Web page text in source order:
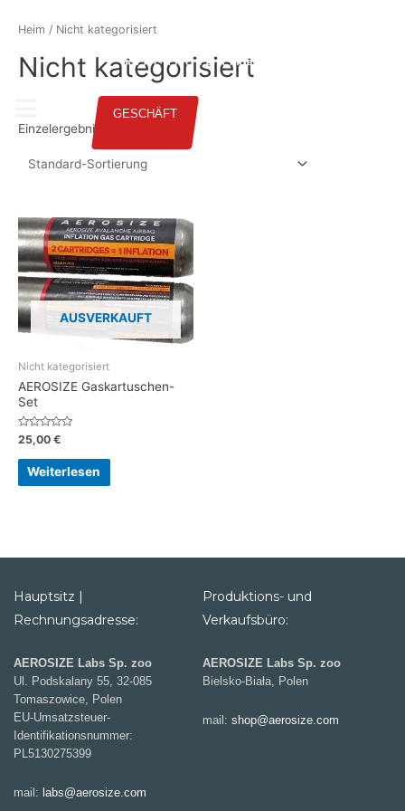
GESCHÄFT
Heim / Nicht kategorisiert
Nicht kategorisiert
Einzelergebnis anzeigen
AUSVERKAUFT
Nicht kategorisiert
AEROSIZE Gaskartuschen-
Set
Bewertet
mit
0
von
25,00 €
Weiterlesen
Hauptsitz |
Rechnungsadresse:
AEROSIZE Labs Sp. zoo
Ul. Podskalany 55, 32-085
Tomaszowice, Polen
EU-Umsatzsteuer-
Identifikationsnummer:
PL5130275399
mail: labs@aerosize.com
Produktions- und
Verkaufsbüro:
AEROSIZE Labs Sp. zoo
Bielsko-Biała, Polen
mail: shop@aerosize.com